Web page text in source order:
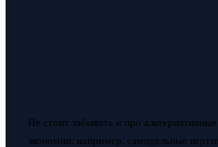
Не стоит забывать и про
экономии: например, самодельные